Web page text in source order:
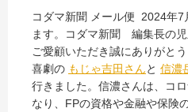
コダマ新聞 メール便 2024年
ます。コダマ新聞 編集長の
ご愛顧いただき誠にありがと
喜劇の もじゃ吉田さんと 信濃
行きました。信濃さんは、コ
なり、FPの資格や金融や保険